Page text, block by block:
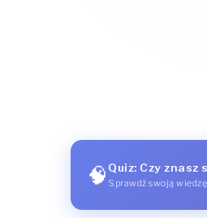
🧠 Quiz: Czy znasz
Sprawdź swoją